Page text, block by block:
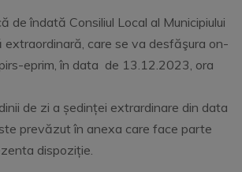
de îndată Consiliul Local al Municipiului
extraordinară, care se va desfăşura on-
eprim, în data de 13.12.2023, ora
de zi a ședinței extrardinare din data
prevăzut în anexa care face parte
dispoziție.